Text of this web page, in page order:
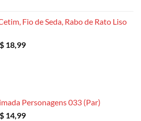
Fio de Seda, Rabo de Rato Liso
18,99Faixa
Personagens 033 (Par)
14,99Faixa